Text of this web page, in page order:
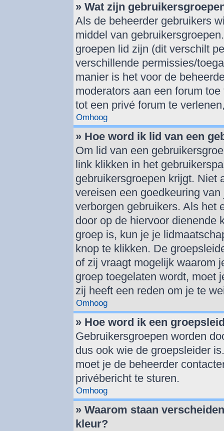
» Wat zijn
Als de beheerder gebruikers
middel van
groepen lid zijn (dit verschilt
verschillende permissies/
manier is het voor de
moderators aan een forum
tot een privé forum te
Omhoog
» Hoe word ik lid van een
Om lid van een
link klikken in het
gebruikersgroepen krijgt. Niet
vereisen een goedkeuring
verborgen gebruikers. Als het
door op de hiervoor dienende
groep is, kun je je
knop te klikken. De
of zij vraagt mogelijk waarom
groep toegelaten wordt, moet
zij heeft een reden om je te
Omhoog
» Hoe word ik een
Gebruikersgroepen worden
dus ook wie de groepsleider
moet je de beheerder
privébericht te sturen.
Omhoog
» Waarom staan
kleur?